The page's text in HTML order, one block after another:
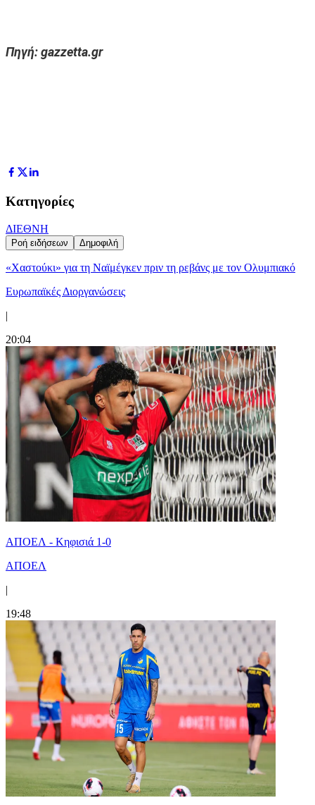
Πηγή: gazzetta.gr
Κατηγορίες
ΔΙΕΘΝΗ
Ροή ειδήσεων Δημοφιλή
«Χαστούκι» για τη Ναϊμέγκεν πριν τη ρεβάνς με τον Ολυμπιακό
Ευρωπαϊκές Διοργανώσεις
|
20:04
ΑΠΟΕΛ - Κηφισιά 1-0
ΑΠΟΕΛ
|
19:48